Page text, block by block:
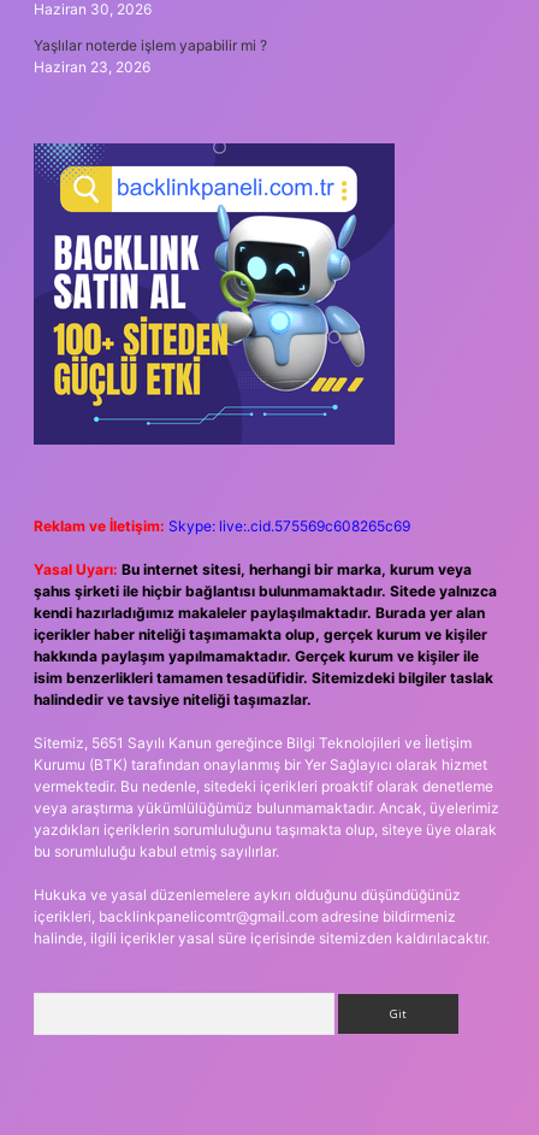
Haziran 30, 2026
Yaşlılar noterde işlem yapabilir mi ?
Haziran 23, 2026
Reklam ve İletişim: Skype: live:.cid.575569c608265c69
Yasal Uyarı: Bu internet sitesi, herhangi bir marka, kurum veya
şahıs şirketi ile hiçbir bağlantısı bulunmamaktadır. Sitede yalnızca
kendi hazırladığımız makaleler paylaşılmaktadır. Burada yer alan
içerikler haber niteliği taşımamakta olup, gerçek kurum ve kişiler
hakkında paylaşım yapılmamaktadır. Gerçek kurum ve kişiler ile
isim benzerlikleri tamamen tesadüfidir. Sitemizdeki bilgiler taslak
halindedir ve tavsiye niteliği taşımazlar.
Sitemiz, 5651 Sayılı Kanun gereğince Bilgi Teknolojileri ve İletişim
Kurumu (BTK) tarafından onaylanmış bir Yer Sağlayıcı olarak hizmet
vermektedir. Bu nedenle, sitedeki içerikleri proaktif olarak denetleme
veya araştırma yükümlülüğümüz bulunmamaktadır. Ancak, üyelerimiz
yazdıkları içeriklerin sorumluluğunu taşımakta olup, siteye üye olarak
bu sorumluluğu kabul etmiş sayılırlar.
Hukuka ve yasal düzenlemelere aykırı olduğunu düşündüğünüz
içerikleri, backlinkpanelicomtr@gmail.com adresine bildirmeniz
halinde, ilgili içerikler yasal süre içerisinde sitemizden kaldırılacaktır.